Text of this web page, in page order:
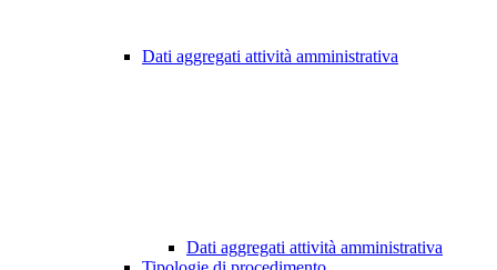
Dati aggregati attività amministrativa
Dati aggregati attività amministrativa